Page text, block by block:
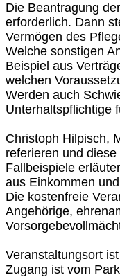
Die Beantragung
erforderlich. Dann
Vermögen des
Welche sonstigen
Beispiel aus
welchen
Werden auch
Unterhaltspflichtige
Christoph Hilpisch,
referieren und
Fallbeispiele
aus Einkommen
Die kostenfreie
Angehörige,
Veranstaltungsort
Zugang ist vom